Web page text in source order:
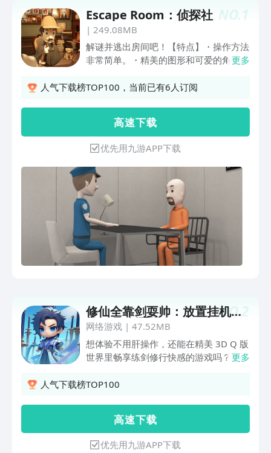
有精美的画面表现以及出色的游戏玩法。
NO.1
Escape Room：侦探社
| 249.08MB
解谜并逃出房间吧！【特点】・操作方法
非常简单。・精美的图形和可爱的角色满
玩。・关卡会自动更新和增加。・所有关
不需要纸和笔。・提示功能困难时可以使
用提示和答案，避免卡关。【操作方
法】・点击感兴趣的地方进行调查。・移
动时点击画面下方的箭头。・点击道具
后，点击画面上特定的位置以使用道具来
解谜。
更多
人气下载榜TOP100，当前已有6人订阅
高 速 下 载
优先用九游APP下载
NO.2
修仙全靠剑耍帅：放置挂机修
仙3D飞剑手游
网络游戏| 47.52MB
想体验不用肝操作，还能在精美 3D Q 版
世界里畅享练剑修行快感的游戏吗？那
剑手游》 你可不能错过！这是一款风格
所未有的玩法和海量精彩内容，以精美绝
伦的画质强势来袭，将为你打造一场热血
沸腾的修仙盛宴！当你进入游戏，Q 版角
色那萌萌的造型瞬间就能掳获你的心，
更多
人气下载榜TOP100
高 速 下 载
优先用九游APP下载